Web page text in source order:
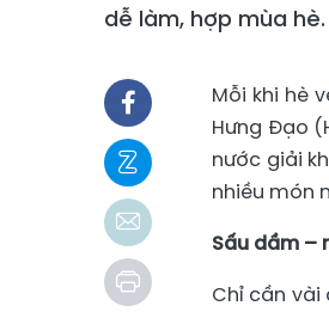
dễ làm, hợp mùa hè.
Mỗi khi hè
Hưng Đạo
nước giải
nhiều món
Sấu dầm –
Chỉ cần